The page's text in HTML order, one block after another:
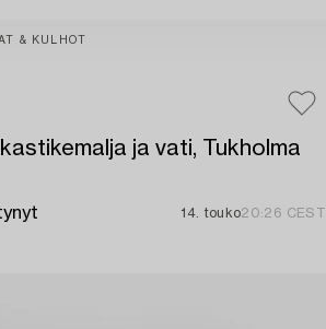
& KULHOT
ja vati, Tukholma
14. touko20:26 CEST